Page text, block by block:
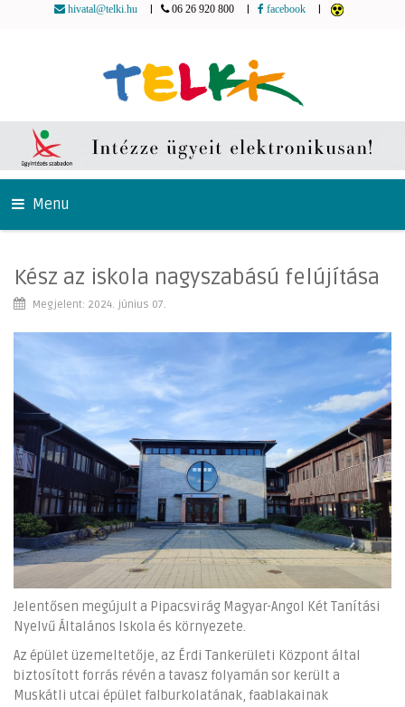
hivatal@telki.hu 06 26 920 800 facebook
Menu
Kész az iskola nagyszabású felújítása
Megjelent: 2024. június 07.
Jelentősen megújult a Pipacsvirág Magyar-Angol Két Tanítási
Nyelvű Általános Iskola és környezete.
Az épület üzemeltetője, az Érdi Tankerületi Központ által
biztosított forrás révén a tavasz folyamán sor került a
Muskátli utcai épület falburkolatának, faablakainak